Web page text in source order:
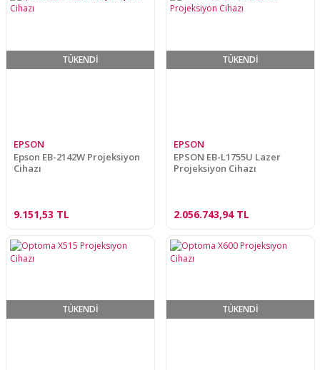
TÜKENDİ
EPSON
Epson EB-2142W Projeksiyon
Cihazı
9.151,53 TL
TÜKENDİ
EPSON
EPSON EB-L1755U Lazer
Projeksiyon Cihazı
2.056.743,94 TL
TÜKENDİ TÜKENDİ